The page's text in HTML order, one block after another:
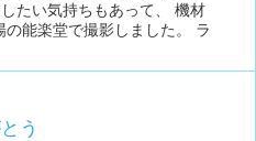
たい気持ちもあって、 機材
能楽堂で撮影しました。 ラ
う